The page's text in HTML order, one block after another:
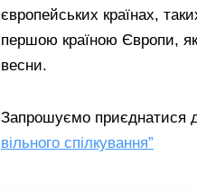
європейських країнах,
першою країною Європи,
весни.
Запрошуємо приєднатися
вільного спілкування”